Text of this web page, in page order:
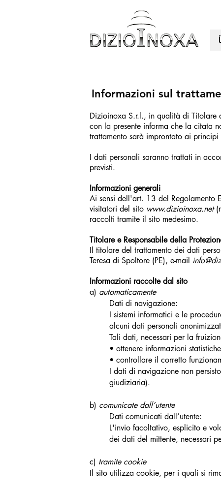
Informazioni sul
Dizioinoxa S.r.l., in qualità di Titolare
con la presente informa che la citata
trattamento sarà improntato ai
I dati personali saranno trattati in
previsti.
Informazioni generali
Ai sensi dell'art. 13 del Regolamento
visitatori del sito www.dizioinoxa.net
raccolti tramite il sito medesimo.
Titolare e Responsabile della
Il titolare del trattamento dei dati
Teresa di Spoltore (PE), e-mail
Informazioni raccolte dal sito
a) automaticamente
Dati di navigazione:
I sistemi informatici e le
alcuni dati personali
Tali dati, necessari per la
• ottenere informazioni
• controllare il corretto
I dati di navigazione non
giudiziaria).
b) comunicate dall’utente
Dati comunicati dall’utente:
L'invio facoltativo, esplicito e
dei dati del mittente, necessari
c) tramite cookie
Il sito utilizza cookie, per i quali si